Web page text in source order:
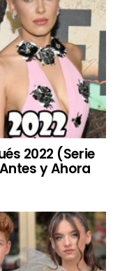
2022 (Serie
y Ahora